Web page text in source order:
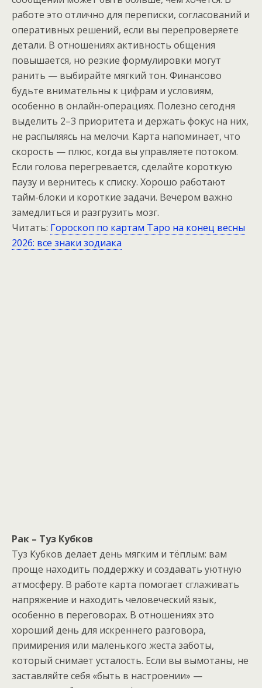
работе это отлично для переписки, согласований и
оперативных решений, если вы перепроверяете
детали. В отношениях активность общения
повышается, но резкие формулировки могут
ранить — выбирайте мягкий тон. Финансово
будьте внимательны к цифрам и условиям,
особенно в онлайн-операциях. Полезно сегодня
выделить 2–3 приоритета и держать фокус на них,
не распыляясь на мелочи. Карта напоминает, что
скорость — плюс, когда вы управляете потоком.
Если голова перегревается, сделайте короткую
паузу и вернитесь к списку. Хорошо работают
тайм-блоки и короткие задачи. Вечером важно
замедлиться и разгрузить мозг.
Читать: Гороскоп по картам Таро на конец весны
2026: все знаки зодиака
Рак – Туз Кубков
Туз Кубков делает день мягким и тёплым: вам
проще находить поддержку и создавать уютную
атмосферу. В работе карта помогает сглаживать
напряжение и находить человеческий язык,
особенно в переговорах. В отношениях это
хороший день для искреннего разговора,
примирения или маленького жеста заботы,
который снимает усталость. Если вы вымотаны, не
заставляйте себя «быть в настроении» —